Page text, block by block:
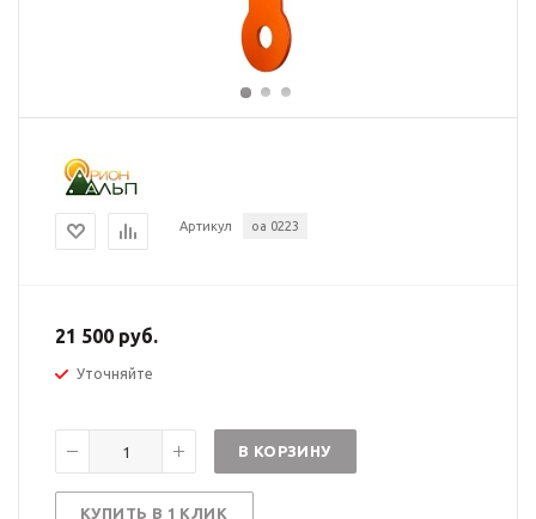
Артикул оа 0223
21 500 руб.
Уточняйте
В КОРЗИНУ
КУПИТЬ В 1 КЛИК